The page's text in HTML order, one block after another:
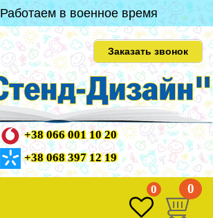
Работаем в военное время
Заказать звонок
+38 066 001 10 20
+38 068 397 12 19
0 0